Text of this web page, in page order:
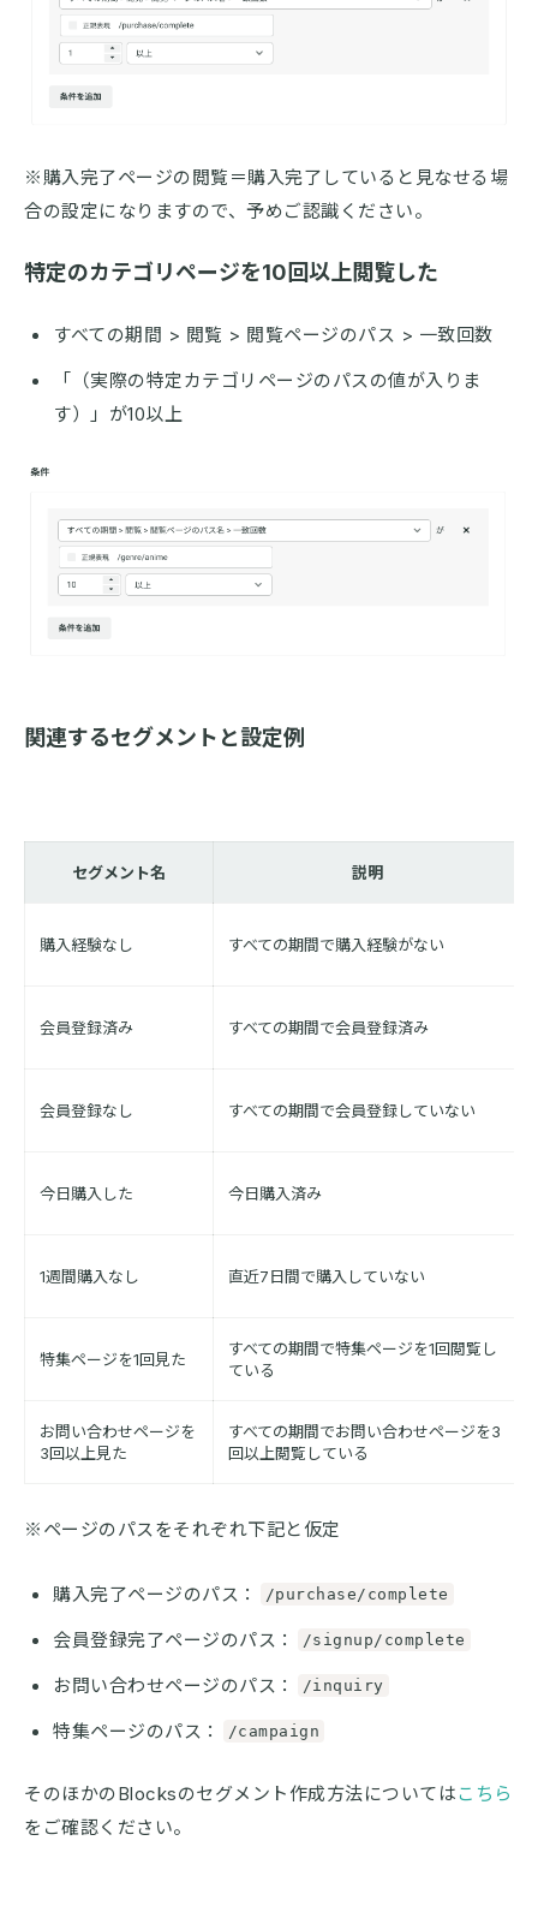
※購入完了ページの閲覧＝購入完了していると見なせる場
合の設定になりますので、予めご認識ください。
特定のカテゴリページを10回以上閲覧した
すべての期間 > 閲覧 > 閲覧ページのパス > 一致回数
「（実際の特定カテゴリページのパスの値が入りま
す）」が10以上
関連するセグメントと設定例
セグメント名 説明
購入経験なし すべての期間で購入経験がない
会員登録済み すべての期間で会員登録済み
会員登録なし すべての期間で会員登録していない
今日購入した 今日購入済み
1週間購入なし 直近7日間で購入していない
特集ページを1回見た
すべての期間で特集ページを1回閲覧し
ている
お問い合わせページを
3回以上見た
すべての期間でお問い合わせページを3
回以上閲覧している
※ページのパスをそれぞれ下記と仮定
購入完了ページのパス： /purchase/complete
会員登録完了ページのパス： /signup/complete
お問い合わせページのパス： /inquiry
特集ページのパス： /campaign
そのほかのBlocksのセグメント作成方法についてはこちら
をご確認ください。